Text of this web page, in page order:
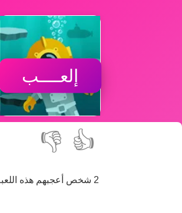
إلعــــب
👍
👎
2 شخص أعجبهم هذه اللعبة، انضم إليهم!